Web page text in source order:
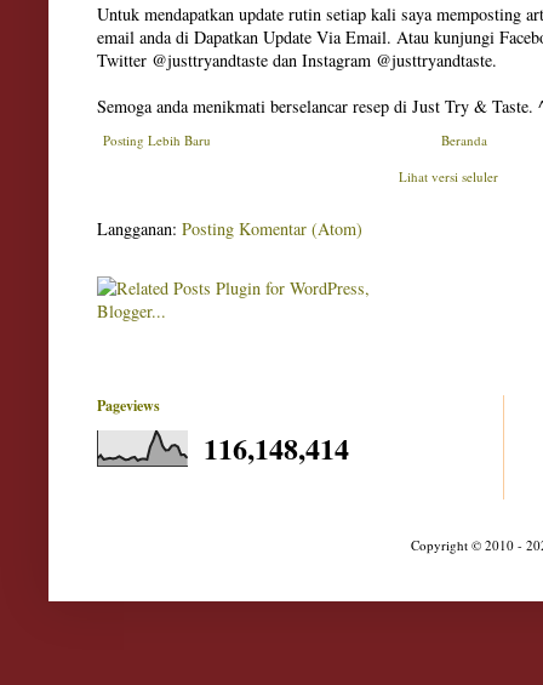
Untuk mendapatkan update rutin setiap kali saya memposting
email anda di Dapatkan Update Via Email. Atau kunjungi
Twitter @justtryandtaste dan Instagram @justtryandtaste.
Semoga anda menikmati berselancar resep di Just Try & Taste.
Posting Lebih Baru
Beranda
Lihat versi seluler
Langganan: Posting Komentar (Atom)
Pageviews
116,148,414
Copyright © 2010 -